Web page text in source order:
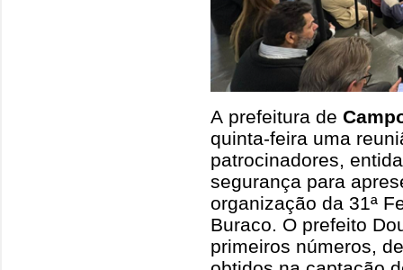
A prefeitura de
quinta-feira uma
patrocinadores,
segurança para
organização da 31ª
Buraco. O prefeito
primeiros números,